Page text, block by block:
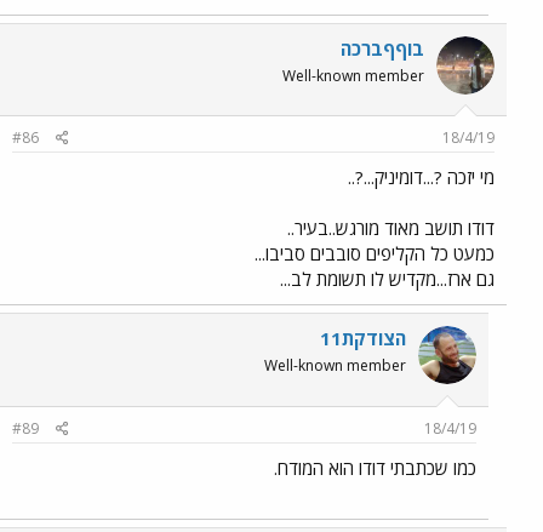
בוףףברכה
Well-known member
18/4/19
#86
מי יזכה ?...דומיניק...?..
דודו תושב מאוד מורגש..בעיר..
כמעט כל הקליפים סובבים סביבו...
גם ארז...מקדיש לו תשומת לב...
הצודקת11
Well-known member
18/4/19
#89
כמו שכתבתי דודו הוא המודח.